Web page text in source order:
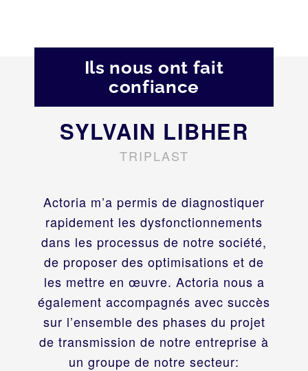
Ils nous ont fait
confiance
Actoria m’a permis de diagnostiquer
rapidement les dysfonctionnements
dans les processus de notre société,
de proposer des optimisations et de
les mettre en œuvre. Actoria nous a
également accompagnés avec succès
sur l’ensemble des phases du projet
de transmission de notre entreprise à
un groupe de notre secteur:
SYLVAIN LIBHER
TRIPLAST